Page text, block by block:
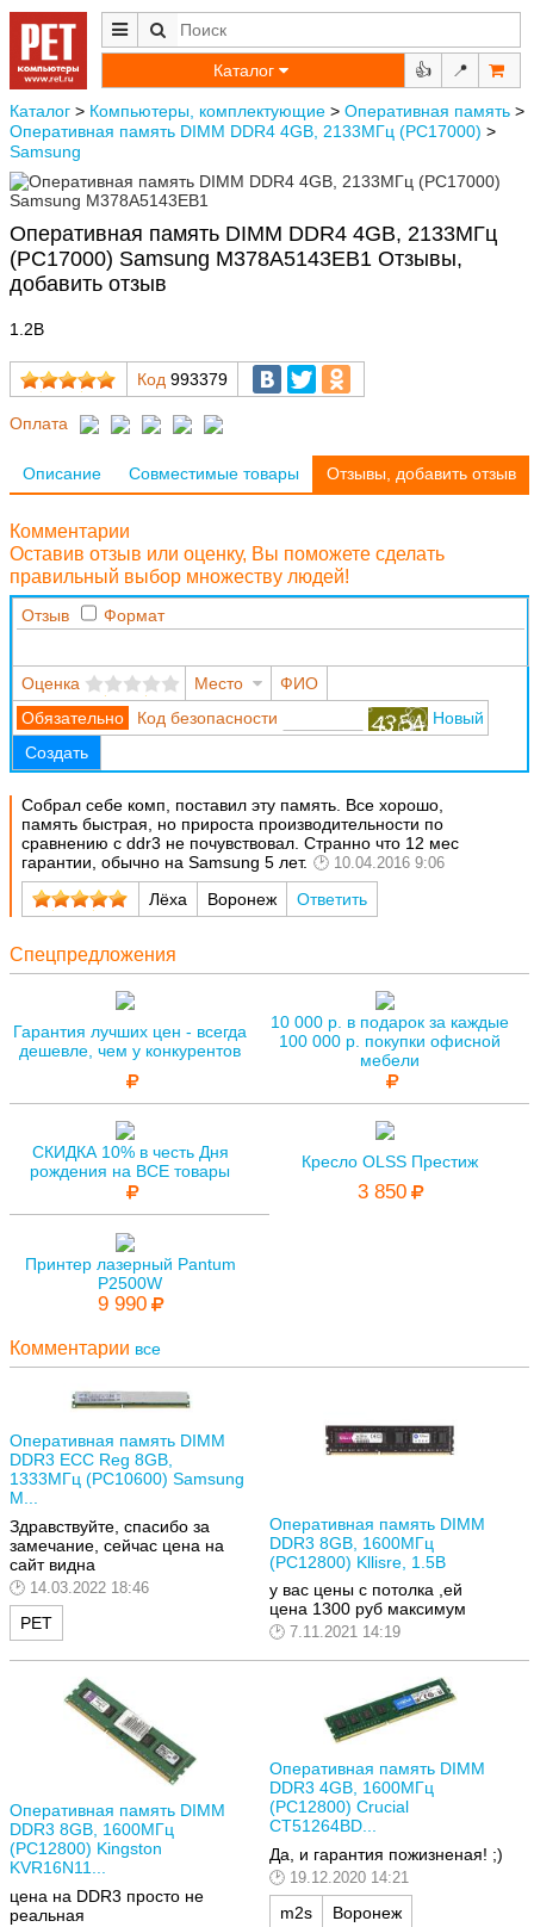
Каталог 👍 📍
Каталог > Компьютеры, комплектующие > Оперативная память >
Оперативная память DIMM DDR4 4GB, 2133МГц (PC17000) >
Samsung
Оперативная память DIMM DDR4 4GB, 2133МГц
(PC17000) Samsung M378A5143EB1 Отзывы,
добавить отзыв
1.2В
Код 993379
Оплата
Описание Совместимые товары Отзывы, добавить отзыв
Комментарии
Оставив отзыв или оценку, Вы поможете сделать
правильный выбор множеству людей!
Отзыв Формат
Оценка Место
ФИО
Код безопасности
Новый
Создать
Собрал себе комп, поставил эту память. Все хорошо,
память быстрая, но прироста производительности по
сравнению с ddr3 не почувствовал. Странно что 12 мес
гарантии, обычно на Samsung 5 лет.
10.04.2016 9:06
Лёха Воронеж Ответить
Спецпредложения
Гарантия лучших цен - всегда
дешевле, чем у конкурентов
10 000 р. в подарок за каждые
100 000 р. покупки офисной
мебели
СКИДКА 10% в честь Дня
рождения на ВСЕ товары
Кресло OLSS Престиж
3 850
Принтер лазерный Pantum
P2500W
9 990
Комментарии все
Оперативная память DIMM
DDR3 ECC Reg 8GB,
1333МГц (PC10600) Samsung
M...
Здравствуйте, спасибо за
замечание, сейчас цена на
сайт видна
14.03.2022 18:46
РЕТ
Оперативная память DIMM
DDR3 8GB, 1600МГц
(PC12800) Kllisre, 1.5В
у вас цены с потолка ,ей
цена 1300 руб максимум
7.11.2021 14:19
Оперативная память DIMM
DDR3 8GB, 1600МГц
(PC12800) Kingston
KVR16N11...
цена на DDR3 просто не
реальная
Оперативная память DIMM
DDR3 4GB, 1600МГц
(PC12800) Crucial
CT51264BD...
Да, и гарантия пожизненая! ;)
19.12.2020 14:21
m2s Воронеж